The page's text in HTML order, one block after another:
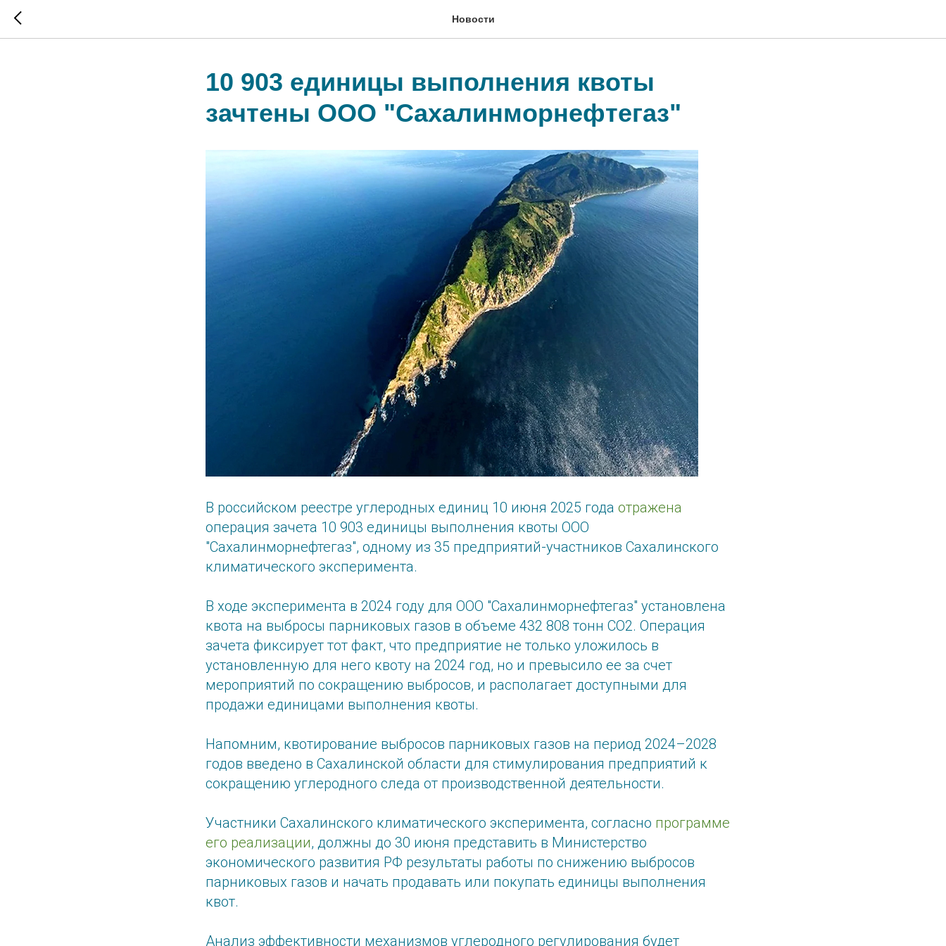
Новости
10 903 единицы выполнения квоты
зачтены ООО "Сахалинморнефтегаз"
В российском реестре углеродных единиц 10 июня 2025 года отражена
операция зачета 10 903 единицы выполнения квоты ООО
"Сахалинморнефтегаз", одному из 35 предприятий-участников Сахалинского
климатического эксперимента.
В ходе эксперимента в 2024 году для ООО "Сахалинморнефтегаз" установлена
квота на выбросы парниковых газов в объеме 432 808 тонн СО2. Операция
зачета фиксирует тот факт, что предприятие не только уложилось в
установленную для него квоту на 2024 год, но и превысило ее за счет
мероприятий по сокращению выбросов, и располагает доступными для
продажи единицами выполнения квоты.
Напомним, квотирование выбросов парниковых газов на период 2024–2028
годов введено в Сахалинской области для стимулирования предприятий к
сокращению углеродного следа от производственной деятельности.
Участники Сахалинского климатического эксперимента, согласно программе
его реализации, должны до 30 июня представить в Министерство
экономического развития РФ результаты работы по снижению выбросов
парниковых газов и начать продавать или покупать единицы выполнения
квот.
Анализ эффективности механизмов углеродного регулирования будет